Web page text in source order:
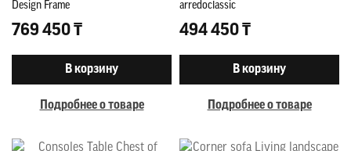
Design Frame
769 450 ₸
В корзину
Подробнее о товаре
arredoclassic
494 450 ₸
В корзину
Подробнее о товаре